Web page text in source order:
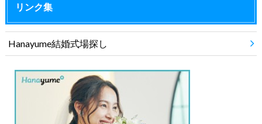
リンク集
Hanayume結婚式場探し